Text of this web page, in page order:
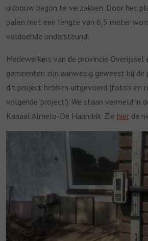
uitbouw begon te verzakken. Door het
palen met een lengte van 6,5 meter
voldoende ondersteund.
Medewerkers van de provincie Overijssel
gemeenten zijn aanwezig geweest bij
dit project hebben uitgevoerd (foto’s en
volgende ‘project’). We staan vermeld in
Kanaal Almelo-De Haandrik. Zie hier de